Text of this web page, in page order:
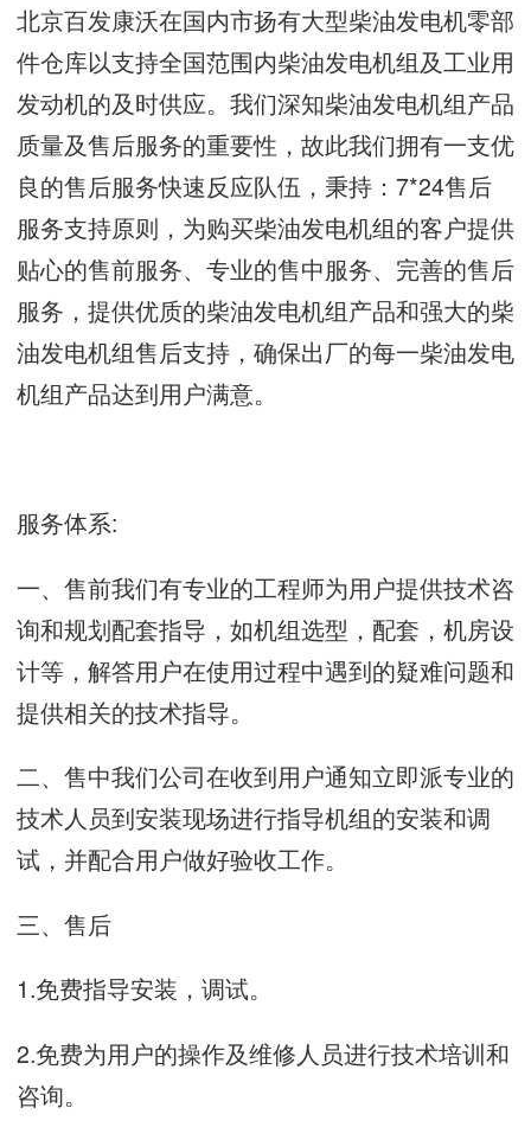
北京百发康沃在国内市扬有大型柴油发电机零部
件仓库以支持全国范围内柴油发电机组及工业用
发动机的及时供应。我们深知柴油发电机组产品
质量及售后服务的重要性，故此我们拥有一支优
良的售后服务快速反应队伍，秉持：7*24售后
服务支持原则，为购买柴油发电机组的客户提供
贴心的售前服务、专业的售中服务、完善的售后
服务，提供优质的柴油发电机组产品和强大的柴
油发电机组售后支持，确保出厂的每一柴油发电
机组产品达到用户满意。
服务体系:
一、售前我们有专业的工程师为用户提供技术咨
询和规划配套指导，如机组选型，配套，机房设
计等，解答用户在使用过程中遇到的疑难问题和
提供相关的技术指导。
二、售中我们公司在收到用户通知立即派专业的
技术人员到安装现场进行指导机组的安装和调
试，并配合用户做好验收工作。
三、 售后
1.免费指导安装，调试。
2.免费为用户的操作及维修人员进行技术培训和
咨询。